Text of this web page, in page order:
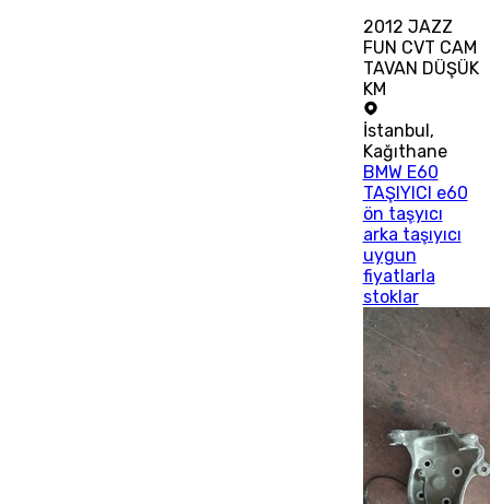
2012 JAZZ
FUN CVT CAM
TAVAN DÜŞÜK
KM
İstanbul,
Kağıthane
BMW E60
TAŞIYICI e60
ön taşyıcı
arka taşıyıcı
uygun
fiyatlarla
stoklar